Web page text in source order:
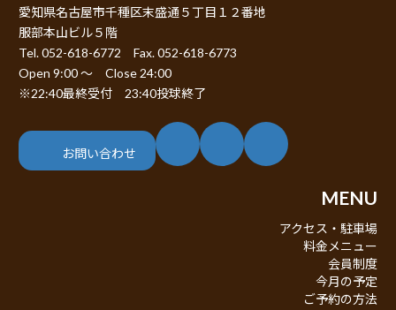
愛知県名古屋市千種区末盛通５丁目１２番地
服部本山ビル５階
Tel. 052-618-6772 Fax. 052-618-6773
Open 9:00 ～ Close 24:00
※22:40最終受付 23:40投球終了
お問い合わせ
ア
イ
コ
ン
ア
イ
コ
ン
ア
イ
コ
ン
MENU
アクセス・駐車場
料金メニュー
会員制度
今月の予定
ご予約の方法